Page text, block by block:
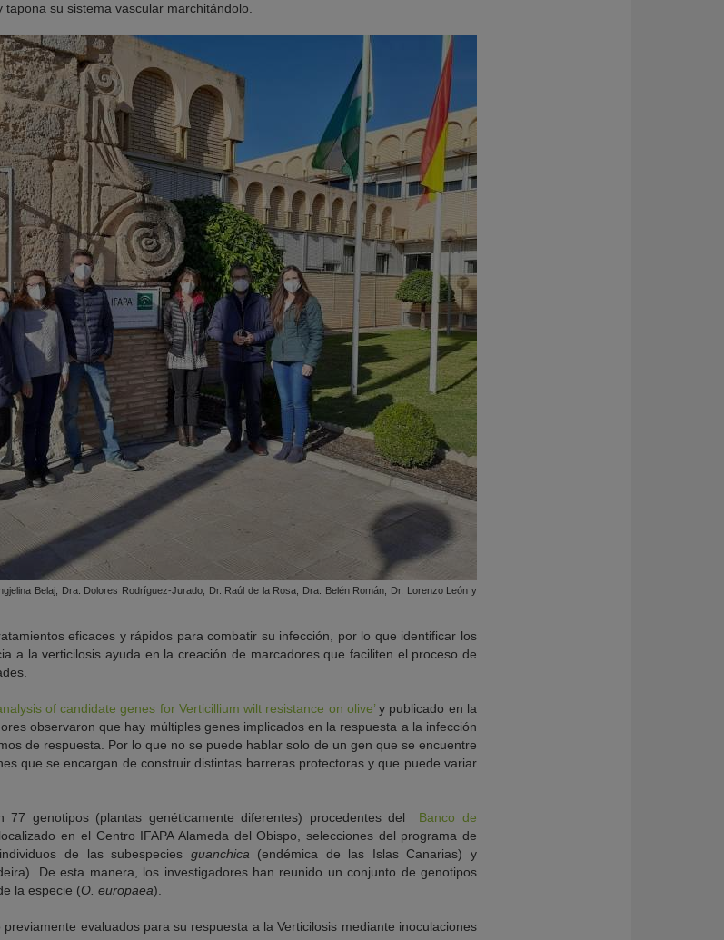
su sistema vascular marchitándolo.
Belaj, Dra. Dolores Rodríguez-Jurado, Dr. Raúl de la Rosa, Dra. Belén Román, Dr. Lorenzo León y
eficaces y rápidos para combatir su infección, por lo que identificar los
a la verticilosis ayuda en la creación de marcadores que faciliten el proceso de
of candidate genes for Verticillium wilt resistance on olive’y publicado en la
observaron que hay múltiples genes implicados en la respuesta a la infección
de respuesta. Por lo que no se puede hablar solo de un gen que se encuentre
que se encargan de construir distintas barreras protectoras y que puede variar
genotipos (plantas genéticamente diferentes) procedentes del
Banco de
localizado en el Centro IFAPA Alameda del Obispo, selecciones del programa de
de las subespecies guanchica (endémica de las Islas Canarias) y
De esta manera, los investigadores han reunido un conjunto de genotipos
la especie (O. europaea).
evaluados para su respuesta a la Verticilosis mediante inoculaciones